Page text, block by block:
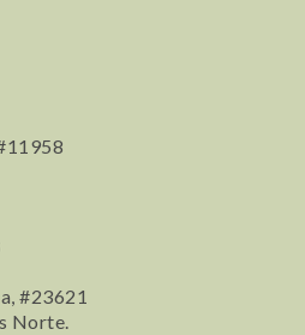
#23621
Norte.